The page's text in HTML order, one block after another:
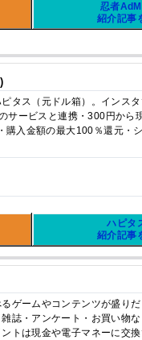
忍者
紹介記事
タス（元ドル箱）。インス
サービスと連携・300円から
購入金額の最大100％還元・
ハピタ
紹介記事
るゲームやコンテンツが盛り
誌・アンケート・お買い物
トは現金や電子マネーに交換